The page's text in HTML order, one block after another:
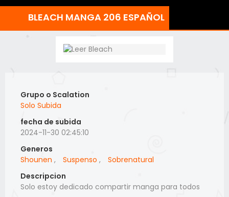
BLEACH MANGA 206 ESPAÑOL
Grupo o Scalation
Solo Subida
fecha de subida
2024-11-30 02:45:10
Generos
Shounen , Suspenso ,
Sobrenatural
Descripcion
Solo estoy dedicado compartir manga para todos